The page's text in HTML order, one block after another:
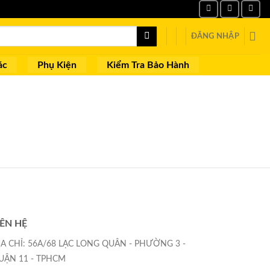
ĐĂNG NHẬP
Phụ Kiện Kiểm Tra Bảo Hành
HỆ
CHỈ: 56A/68 LẠC LONG QUÂN - PHƯỜNG 3 -
11 - TPHCM